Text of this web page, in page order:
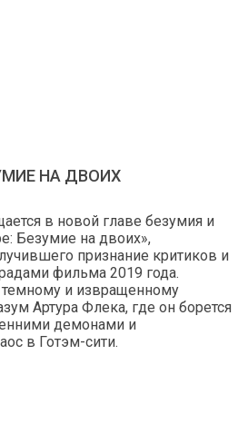
НА ДВОИХ
в новой главе безумия и
Безумие на двоих»,
признание критиков и
фильма 2019 года.
темному и извращенному
Артура Флека, где он борется
демонами и
в Готэм-сити.